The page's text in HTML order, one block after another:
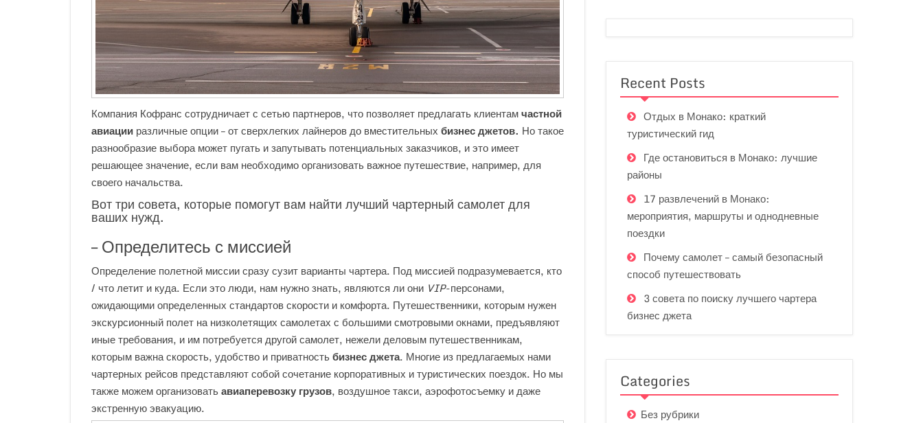
Компания Кофранс сотрудничает с сетью партнеров, что позволяет предлагать клиентамчастной
авиации различные опции – от сверхлегких лайнеров до вместительных бизнес джетов. Но такое
разнообразие выбора может пугать и запутывать потенциальных заказчиков, и это имеет
решающее значение, если вам необходимо организовать важное путешествие, например, для
своего начальства.
Вот три совета, которые помогут вам найти лучший чартерный самолет для
ваших нужд.
– Определитесь с миссией
Определение полетной миссии сразу сузит варианты чартера. Под миссией подразумевается, кто
/ что летит и куда. Если это люди, нам нужно знать, являются ли они VIP-персонами,
ожидающими определенных стандартов скорости и комфорта. Путешественники, которым нужен
экскурсионный полет на низколетящих самолетах с большими смотровыми окнами, предъявляют
иные требования, и им потребуется другой самолет, нежели деловым путешественникам,
которым важна скорость, удобство и приватностьбизнес джета. Многие из предлагаемых нами
чартерных рейсов представляют собой сочетание корпоративных и туристических поездок. Но мы
также можем организоватьавиаперевозку грузов, воздушное такси, аэрофотосъемку и даже
экстренную эвакуацию.
Recent Posts
Отдых в Монако: краткий
туристический гид
Где остановиться в Монако: лучшие
районы
17 развлечений в Монако:
мероприятия, маршруты и однодневные
поездки
Почему самолет – самый безопасный
способ путешествовать
3 совета по поиску лучшего чартера
бизнес джета
Categories
Без рубрики